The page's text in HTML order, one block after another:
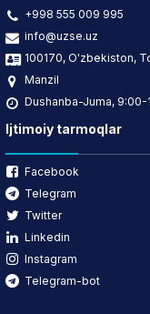
+998 555 009 995
info@uzse.uz
100170, O'zbekiston,
Manzil
Dushanba-Juma, 9:00-
Ijtimoiy tarmoqlar
Facebook
Telegram
Twitter
Linkedin
Instagram
Telegram-bot